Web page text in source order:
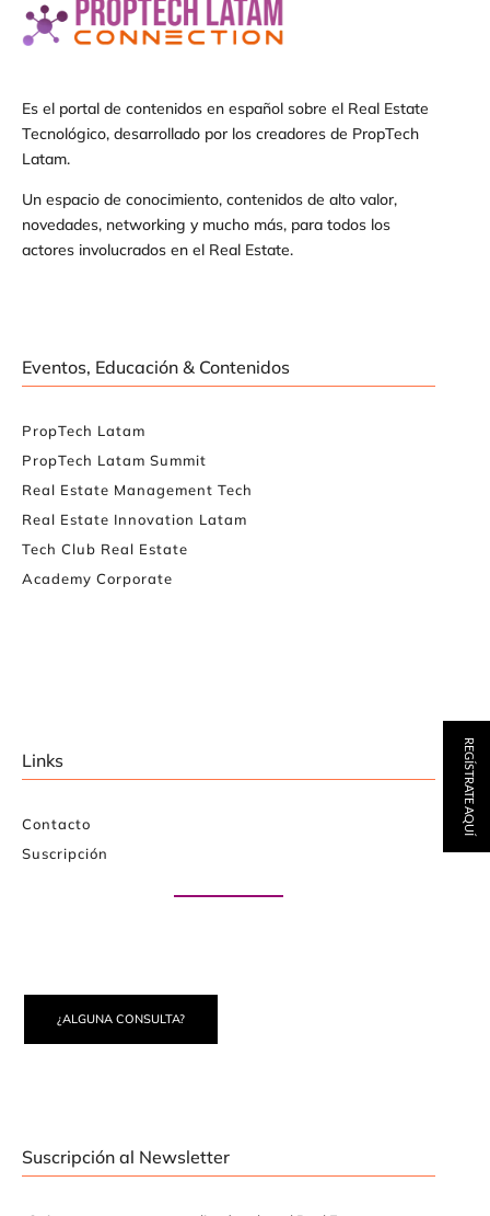
Es el portal de contenidos en español sobre el Real Estate
Tecnológico, desarrollado por los creadores de PropTech
Latam.
Un espacio de conocimiento, contenidos de alto valor,
novedades, networking y mucho más, para todos los
actores involucrados en el Real Estate.
Eventos, Educación & Contenidos
PropTech Latam
PropTech Latam Summit
Real Estate Management Tech
Real Estate Innovation Latam
Tech Club Real Estate
Academy Corporate
Links
Contacto
Suscripción
¿ALGUNA CONSULTA?
Suscripción al Newsletter
REGÍSTRATE AQUÍ